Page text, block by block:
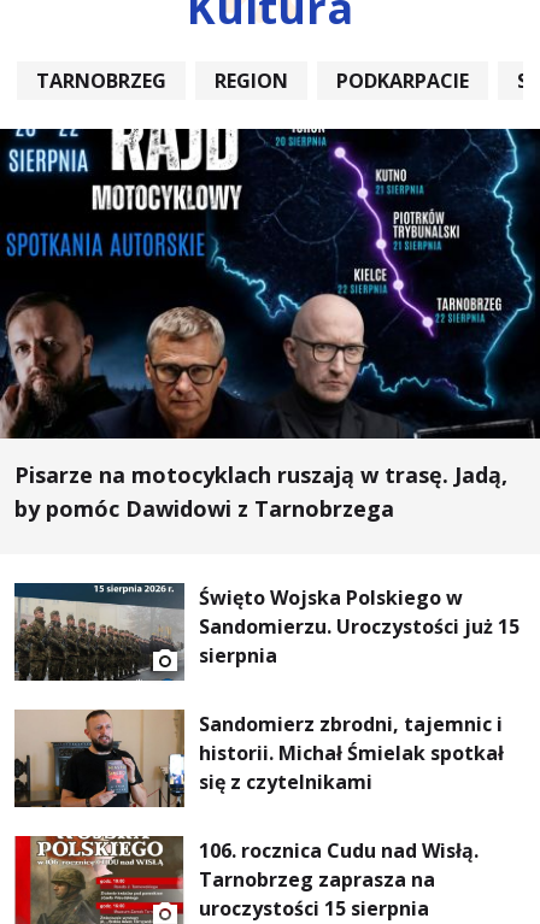
TARNOBRZEG REGION PODKARPACIE
Pisarze na motocyklach ruszają w trasę. Jadą,
by pomóc Dawidowi z Tarnobrzega
Święto Wojska Polskiego w
Sandomierzu. Uroczystości już 15
sierpnia
Sandomierz zbrodni, tajemnic i
historii. Michał Śmielak spotkał
się z czytelnikami
106. rocznica Cudu nad Wisłą.
Tarnobrzeg zaprasza na
uroczystości 15 sierpnia